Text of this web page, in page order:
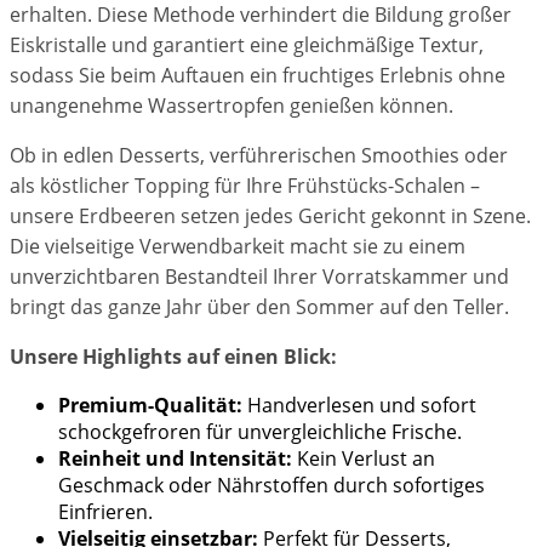
erhalten. Diese Methode verhindert die Bildung großer
Eiskristalle und garantiert eine gleichmäßige Textur,
sodass Sie beim Auftauen ein fruchtiges Erlebnis ohne
unangenehme Wassertropfen genießen können.
Ob in edlen Desserts, verführerischen Smoothies oder
als köstlicher Topping für Ihre Frühstücks-Schalen –
unsere Erdbeeren setzen jedes Gericht gekonnt in Szene.
Die vielseitige Verwendbarkeit macht sie zu einem
unverzichtbaren Bestandteil Ihrer Vorratskammer und
bringt das ganze Jahr über den Sommer auf den Teller.
Unsere Highlights auf einen Blick:
Premium-Qualität: Handverlesen und sofort
schockgefroren für unvergleichliche Frische.
Reinheit und Intensität: Kein Verlust an
Geschmack oder Nährstoffen durch sofortiges
Einfrieren.
Vielseitig einsetzbar: Perfekt für Desserts,